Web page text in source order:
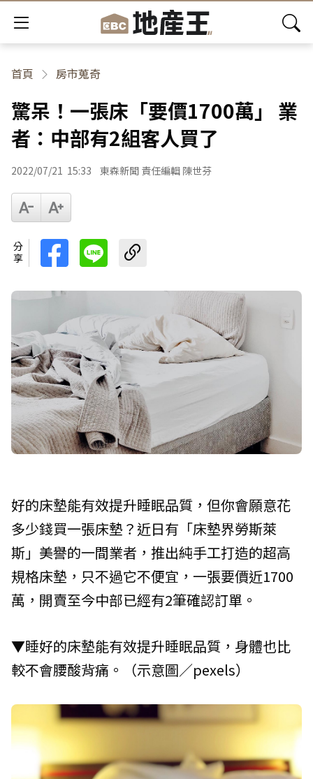
首頁 房市蒐奇
驚呆！一張床「要價1700萬」 業
者：中部有2組客人買了
2022/07/21 15:33 東森新聞 責任編輯 陳世芬
分享
好的床墊能有效提升睡眠品質，但你會願意花
多少錢買一張床墊？近日有「床墊界勞斯萊
斯」美譽的一間業者，推出純手工打造的超高
規格床墊，只不過它不便宜，一張要價近1700
萬，開賣至今中部已經有2筆確認訂單。
▼睡好的床墊能有效提升睡眠品質，身體也比
較不會腰酸背痛。（示意圖／pexels）